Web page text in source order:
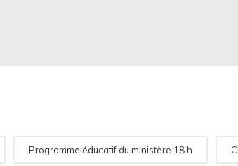
Programme éducatif du ministère 18 h